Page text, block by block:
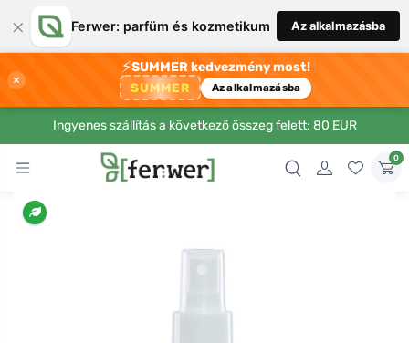
× Ferwer: parfüm és kozmetikum Az alkalmazásba
×
⚡SUMMER kedvezmény most!
SUMMER Az alkalmazásba
Ingyenes szállítás a következő összeg felett: 80 EUR
0